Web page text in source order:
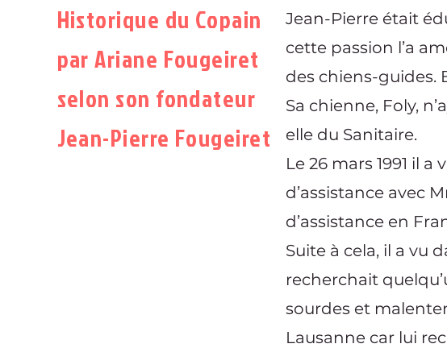
Historique du Copain
par Ariane Fougeiret
selon son fondateur
Jean-Pierre Fougeiret
Jean-Pierre était
cette passion l’a
des chiens-guides.
Sa chienne, Foly,
elle du Sanitaire.
Le 26 mars 1991 il
d’assistance avec
d’assistance en
Suite à cela, il a vu
recherchait
sourdes et
Lausanne car lui